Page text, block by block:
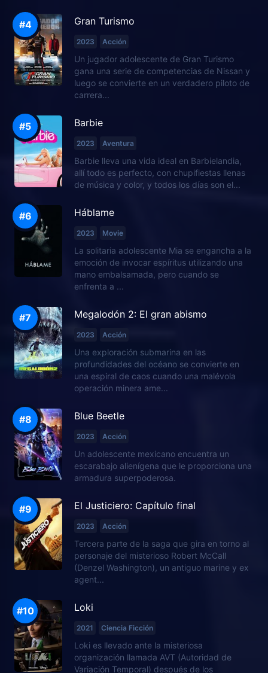
Gran Turismo
2023 Acción
Un jugador adolescente de Gran Turismo
gana una serie de competencias de Nissan y
luego se convierte en un verdadero piloto de
carrera...
Barbie
2023 Aventura
Barbie lleva una vida ideal en Barbielandia,
allí todo es perfecto, con chupifiestas llenas
de música y color, y todos los días son el...
Háblame
2023 Movie
La solitaria adolescente Mia se engancha a la
emoción de invocar espíritus utilizando una
mano embalsamada, pero cuando se
enfrenta a ...
Megalodón 2: El gran abismo
2023 Acción
Una exploración submarina en las
profundidades del océano se convierte en
una espiral de caos cuando una malévola
operación minera ame...
Blue Beetle
2023 Acción
Un adolescente mexicano encuentra un
escarabajo alienígena que le proporciona una
armadura superpoderosa.
El Justiciero: Capítulo final
2023 Acción
Tercera parte de la saga que gira en torno al
personaje del misterioso Robert McCall
(Denzel Washington), un antiguo marine y ex
agent...
Loki
2021 Ciencia Ficción
Loki es llevado ante la misteriosa
organización llamada AVT (Autoridad de
Variación Temporal) después de los